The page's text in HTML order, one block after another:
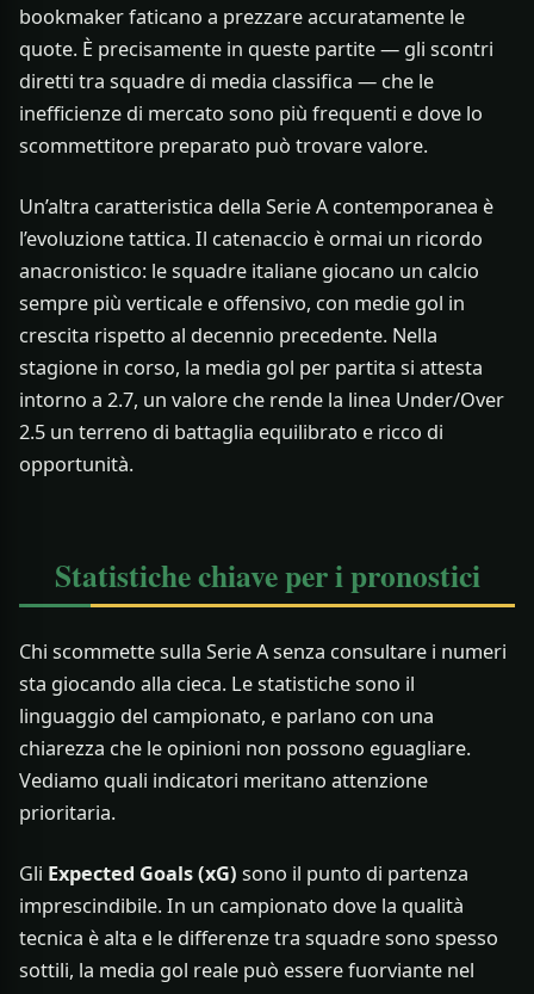
bookmaker faticano a prezzare accuratamente le
quote. È precisamente in queste partite — gli scontri
diretti tra squadre di media classifica — che le
inefficienze di mercato sono più frequenti e dove lo
scommettitore preparato può trovare valore.
Un’altra caratteristica della Serie A contemporanea è
l’evoluzione tattica. Il catenaccio è ormai un ricordo
anacronistico: le squadre italiane giocano un calcio
sempre più verticale e offensivo, con medie gol in
crescita rispetto al decennio precedente. Nella
stagione in corso, la media gol per partita si attesta
intorno a 2.7, un valore che rende la linea Under/Over
2.5 un terreno di battaglia equilibrato e ricco di
opportunità.
Statistiche chiave per i pronostici
Chi scommette sulla Serie A senza consultare i numeri
sta giocando alla cieca. Le statistiche sono il
linguaggio del campionato, e parlano con una
chiarezza che le opinioni non possono eguagliare.
Vediamo quali indicatori meritano attenzione
prioritaria.
Gli Expected Goals (xG) sono il punto di partenza
imprescindibile. In un campionato dove la qualità
tecnica è alta e le differenze tra squadre sono spesso
sottili, la media gol reale può essere fuorviante nel